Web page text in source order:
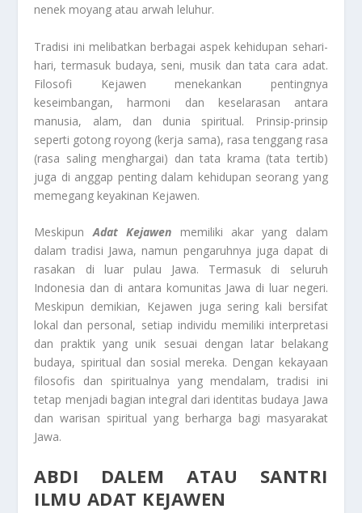
nenek moyang atau arwah leluhur.
Tradisi ini melibatkan berbagai aspek kehidupan sehari-
hari, termasuk budaya, seni, musik dan tata cara adat.
Filosofi Kejawen menekankan pentingnya
keseimbangan, harmoni dan keselarasan antara
manusia, alam, dan dunia spiritual. Prinsip-prinsip
seperti gotong royong (kerja sama), rasa tenggang rasa
(rasa saling menghargai) dan tata krama (tata tertib)
juga di anggap penting dalam kehidupan seorang yang
memegang keyakinan Kejawen.
MeskipunAdat Kejawen memiliki akar yang dalam
dalam tradisi Jawa, namun pengaruhnya juga dapat di
rasakan di luar pulau Jawa. Termasuk di seluruh
Indonesia dan di antara komunitas Jawa di luar negeri.
Meskipun demikian, Kejawen juga sering kali bersifat
lokal dan personal, setiap individu memiliki interpretasi
dan praktik yang unik sesuai dengan latar belakang
budaya, spiritual dan sosial mereka. Dengan kekayaan
filosofis dan spiritualnya yang mendalam, tradisi ini
tetap menjadi bagian integral dari identitas budaya Jawa
dan warisan spiritual yang berharga bagi masyarakat
Jawa.
ABDI DALEM ATAU SANTRI
ILMU ADAT KEJAWEN